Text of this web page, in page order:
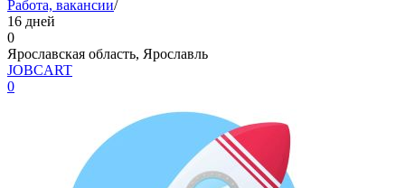
Работа, вакансии/
16 дней
0
Ярославская область, Ярославль
JOBCART
0